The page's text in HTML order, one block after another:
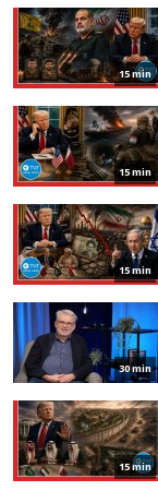
15 min
15 min
15 min
30 min
15 min